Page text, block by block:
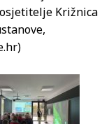
Križnica